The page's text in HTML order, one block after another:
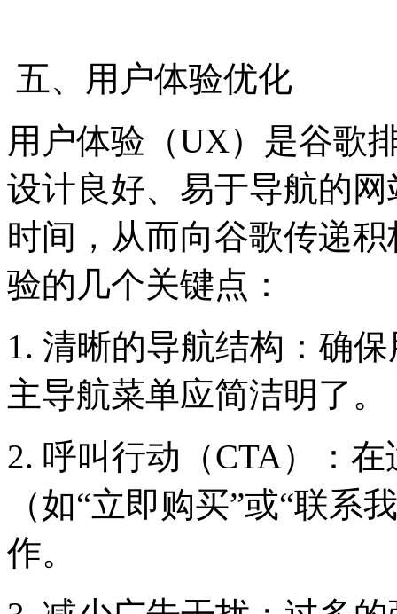
五、用户体验优化
用户体验（UX）是谷歌
设计良好、易于导航的
时间，从而向谷歌传递
验的几个关键点：
1. 清晰的导航结构：确
主导航菜单应简洁明了。
2. 呼叫行动（CTA）：
（如“立即购买”或“联系
作。